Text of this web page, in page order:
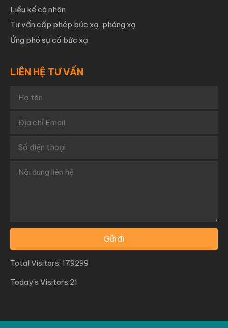
Liều kế cá nhân
Tư vấn cấp phép bức xạ, phóng xạ
Ứng phó sự cố bức xạ
LIÊN HỆ TƯ VẤN
Total Visitors: 179299
Today's Visitors:21